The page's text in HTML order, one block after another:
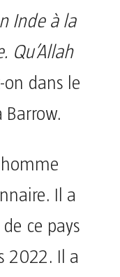
Inde à la
Qu’Allah
dans le
Il a
ce pays
2022. Il a